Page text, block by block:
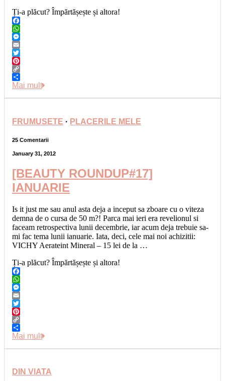
Ți-a plăcut? Împărtășește și altora!
Facebook
WhatsApp
Messenger
Email
Twitter
Pinterest
Copy
Link
Share
Mai mult
FRUMUSETE · PLACERILE MELE
25 Comentarii
January 31, 2012
[BEAUTY ROUNDUP#17]
IANUARIE
Is it just me sau anul asta deja a inceput sa zboare cu o viteza
demna de o cursa de 50 m?! Parca mai ieri era revelionul si
faceam retrospectiva lunii decembrie, iar acum deja trebuie sa-
mi fac tema lunii ianuarie. Iata, deci, cele mai noi achizitii:
VICHY Aerateint Mineral – 15 lei de la …
Ți-a plăcut? Împărtășește și altora!
Facebook
WhatsApp
Messenger
Email
Twitter
Pinterest
Copy
Link
Share
Mai mult
DIN VIATA